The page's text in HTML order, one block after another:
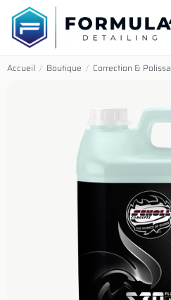
SE RENDRE AU CONTENU
Accueil / Boutique / Correction &